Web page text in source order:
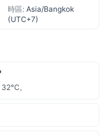
時區: Asia/Bangkok
(UTC+7)
。